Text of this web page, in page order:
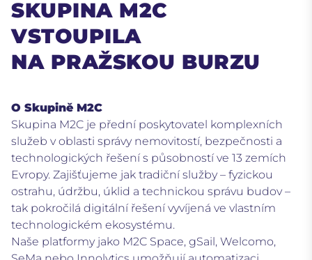
SKUPINA M2C
VSTOUPILA
NA PRAŽSKOU BURZU
O Skupině M2C
Skupina M2C je přední poskytovatel komplexních
služeb v oblasti správy nemovitostí, bezpečnosti a
technologických řešení s působností ve 13 zemích
Evropy. Zajišťujeme jak tradiční služby – fyzickou
ostrahu, údržbu, úklid a technickou správu budov –
tak pokročilá digitální řešení vyvíjená ve vlastním
technologickém ekosystému.
Naše platformy jako M2C Space, gSail, Welcomo,